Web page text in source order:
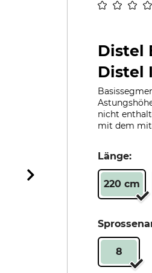
Distel
Distel
nicht
mit dem
Länge:
220 cm
8